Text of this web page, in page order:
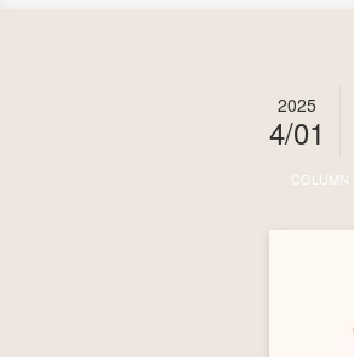
2025
4/01
COLUMN